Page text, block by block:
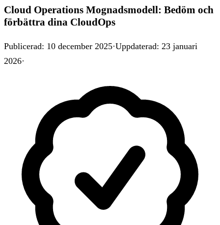
Cloud Operations Mognadsmodell: Bedöm och
förbättra dina CloudOps
Publicerad: 10 december 2025·Uppdaterad: 23 januari
2026·